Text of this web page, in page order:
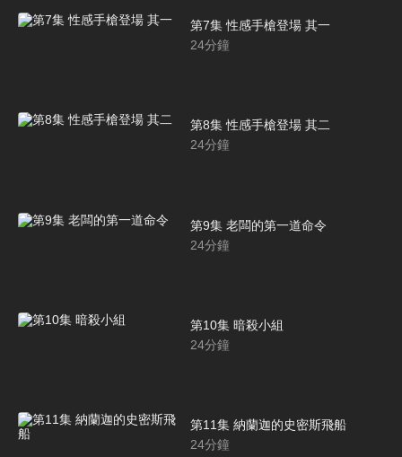
第7集 性感手槍登場 其一
24分鐘
第8集 性感手槍登場 其二
24分鐘
第9集 老闆的第一道命令
24分鐘
第10集 暗殺小組
24分鐘
第11集 納蘭迦的史密斯飛船
24分鐘